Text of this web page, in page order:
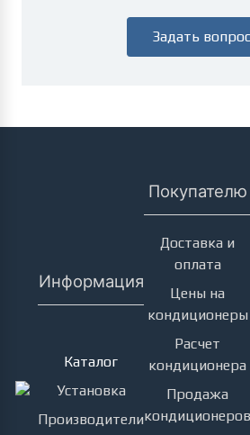
Задать вопрос
Информация
Каталог
Установка
Производители
Покупателю
Доставка и
оплата
Цены на
кондиционеры
Расчет
кондиционера
Продажа
кондиционеров